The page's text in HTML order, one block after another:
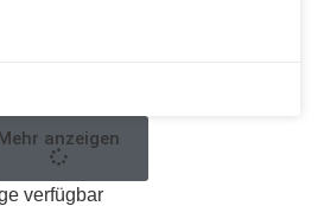
anzeigen
verfügbar